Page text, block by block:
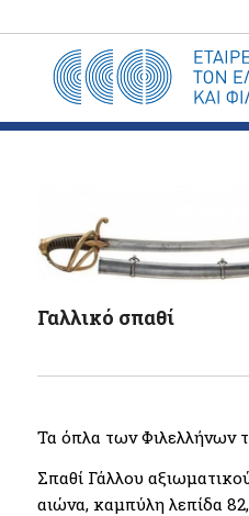
Γαλλικό σπαθί
Τα όπλα των Φιλελλήνων
Σπαθί Γάλλου
αιώνα, καμπύλη λεπίδα